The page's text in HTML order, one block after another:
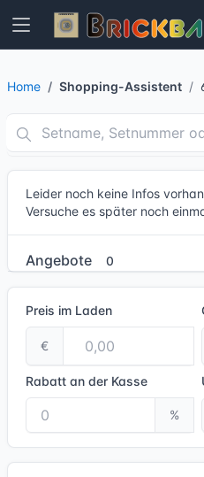
Home Shopping-Assistent
Leider noch keine Infos
Versuche es später noch
Angebote 0
Preis im Laden
€
Rabatt an der Kasse
%